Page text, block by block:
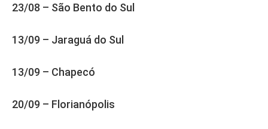
23/08 – São Bento do Sul
13/09 – Jaraguá do Sul
13/09 – Chapecó
20/09 – Florianópolis